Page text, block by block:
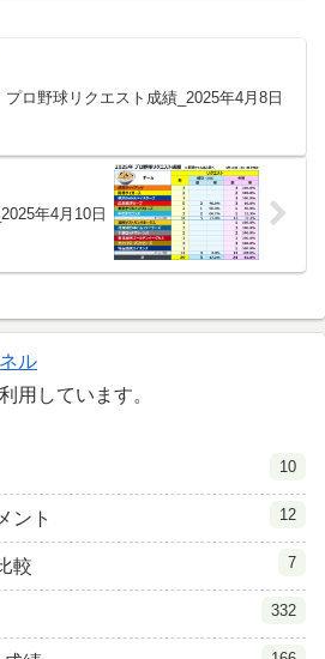
プロ野球リクエスト成績_2025年4月8日
年4月10日
ル
用しています。
10
ント 12
較 7
332